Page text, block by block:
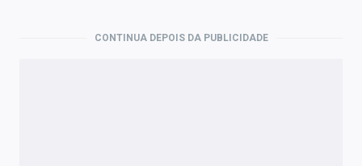
CONTINUA DEPOIS DA PUBLICIDADE